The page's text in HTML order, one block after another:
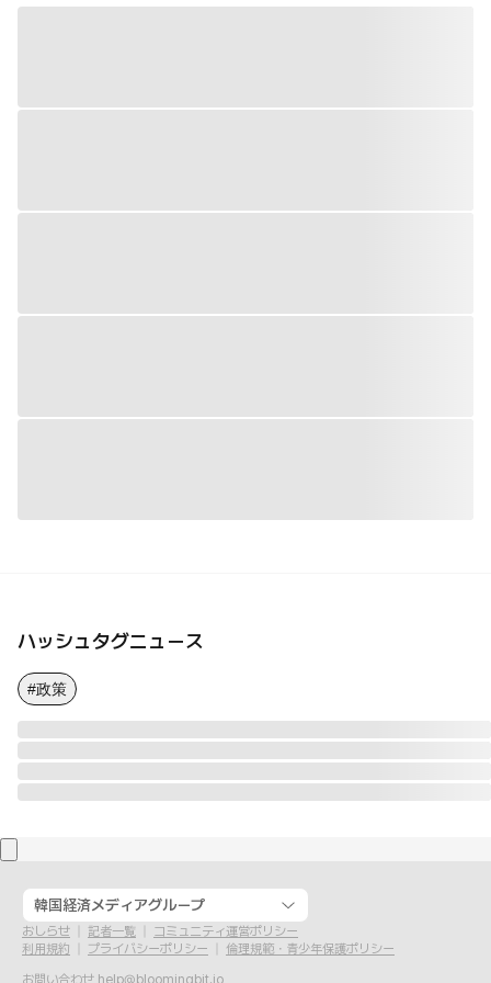
ハッシュタグニュース
#政策
韓国経済メディアグループ
おしらせ 記者一覧
コミュニティ運営ポリシー
利用規約
プライバシーポリシー
倫理規範・青少年保護ポリシー
お問い合わせ help@bloomingbit.io